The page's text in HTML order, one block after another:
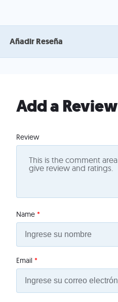
Añadir Reseña
Add a Review
Review
Name *
Email *